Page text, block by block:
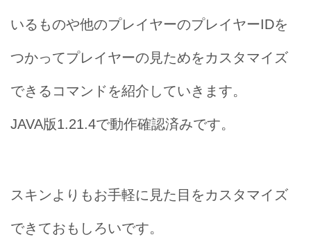
いるものや他のプレイヤーのプレイヤーIDを
つかってプレイヤーの見ためをカスタマイズ
できるコマンドを紹介していきます。
JAVA版1.21.4で動作確認済みです。
スキンよりもお手軽に見た目をカスタマイズ
できておもしろいです。